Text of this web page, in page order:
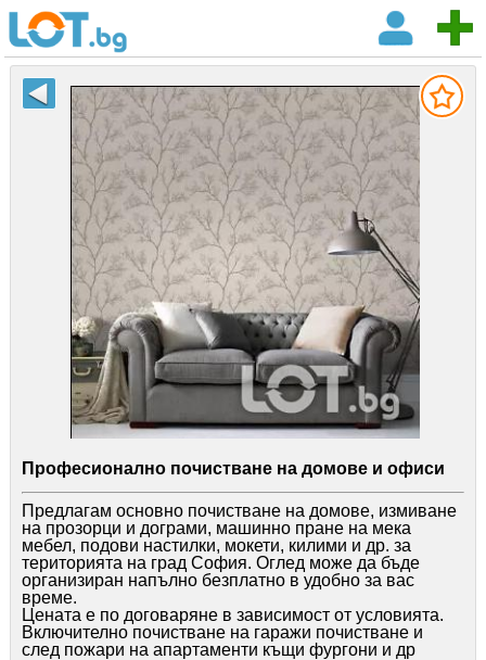
Професионално почистване на домове и офиси
Предлагам основно почистване на домове, измиване
на прозорци и дограми, машинно пране на мека
мебел, подови настилки, мокети, килими и др. за
територията на град София. Оглед може да бъде
организиран напълно безплатно в удобно за вас
време.
Цената е по договаряне в зависимост от условията.
Включително почистване на гаражи почистване и
след пожари на апартаменти къщи фургони и др